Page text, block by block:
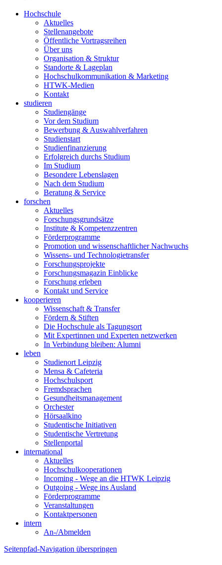
Hochschule
Aktuelles
Stellenangebote
Öffentliche Vortragsreihen
Über uns
Organisation & Struktur
Standorte & Lageplan
Hochschulkommunikation & Marketing
HTWK-Medien
Kontakt
studieren
Studiengänge
Vor dem Studium
Bewerbung & Auswahlverfahren
Studienstart
Studienfinanzierung
Erfolgreich durchs Studium
Im Studium
Besondere Lebenslagen
Nach dem Studium
Beratung & Service
forschen
Aktuelles
Forschungsgrundsätze
Institute & Kompetenzzentren
Förderprogramme
Promotion und wissenschaftlicher Nachwuchs
Wissens- und Technologietransfer
Forschungsprojekte
Forschungsmagazin Einblicke
Forschung erleben
Kontakt und Service
kooperieren
Wissenschaft & Transfer
Fördern & Stiften
Die Hochschule als Tagungsort
Mit Expertinnen und Experten netzwerken
In Verbindung bleiben: Alumni
leben
Studienort Leipzig
Mensa & Cafeteria
Hochschulsport
Fremdsprachen
Gesundheitsmanagement
Orchester
Hörsaalkino
Studentische Initiativen
Studentische Vertretung
Stellenportal
international
Aktuelles
Hochschulkooperationen
Incoming - Wege an die HTWK Leipzig
Outgoing - Wege ins Ausland
Förderprogramme
Veranstaltungen
Kontaktpersonen
intern
An-/Abmelden
Seitenpfad-Navigation überspringen